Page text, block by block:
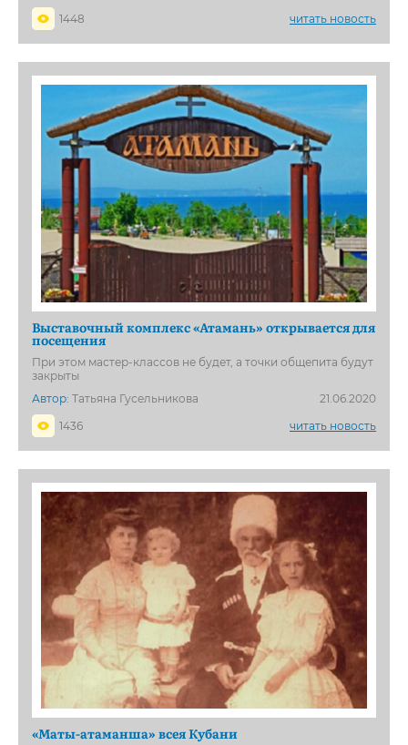
1448 читать новость
Выставочный комплекс «Атамань» открывается для
посещения
При этом мастер-классов не будет, а точки общепита будут
закрыты
Автор: Татьяна Гусельникова
21.06.2020
1436
читать новость
«Маты-атаманша» всея Кубани